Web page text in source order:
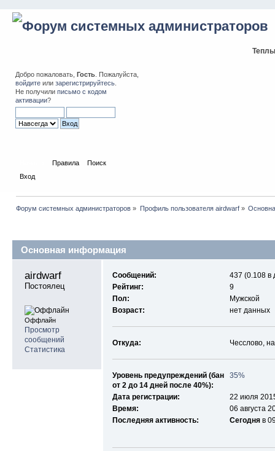
Добро пожаловать, Гость . Пожалуйста,
войдите или зарегистрируйтесь
Не получили письмо с кодом
активации?
Правила
Поиск
Вход
Форум системных администраторов » Профиль пользователя airdwarf»
Основная информация
airdwarf
Постоялец
Оффлайн
Просмотр
сообщений
Статистика
Сообщений:
437 (0.108 в
Рейтинг:
9
Пол:
Мужской
Возраст:
нет данных
Откуда: Чесслово,
Уровень предупреждений (бан
от 2 до 14 дней после 40%):
35%
Дата регистрации:
22 июля
Время:
06 августа
Последняя активность:
Сегодня в